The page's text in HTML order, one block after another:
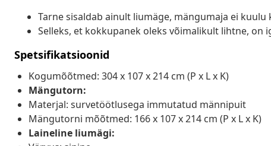
Tarne sisaldab ainult liumäge, mängumaja ei kuulu
Selleks, et kokkupanek oleks võimalikult lihtne, on
Spetsifikatsioonid
Kogumõõtmed: 304 x 107 x 214 cm (P x L x K)
Mängutorn:
Materjal: survetöötlusega immutatud männipuit
Mängutorni mõõtmed: 166 x 107 x 214 cm (P x L x K)
Laineline liumägi: